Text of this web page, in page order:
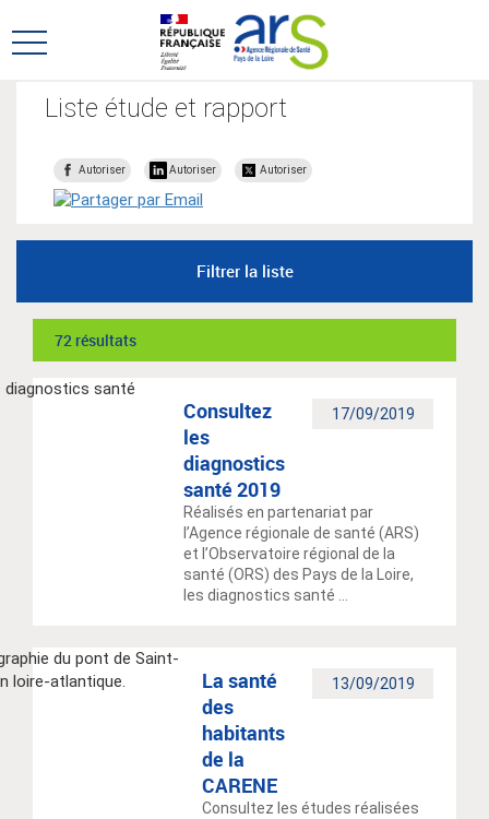
au
menu
au
contenu
Ouvrir
menu
principal
Liste étude et rapport
Autoriser Autoriser Autoriser
Filtrer la liste
72 résultats
17/09/2019
Consultez
les
diagnostics
santé 2019
Réalisés en partenariat par
l’Agence régionale de santé (ARS)
et l’Observatoire régional de la
santé (ORS) des Pays de la Loire,
les diagnostics santé ...
13/09/2019
La santé
des
habitants
de la
CARENE
Consultez les études réalisées